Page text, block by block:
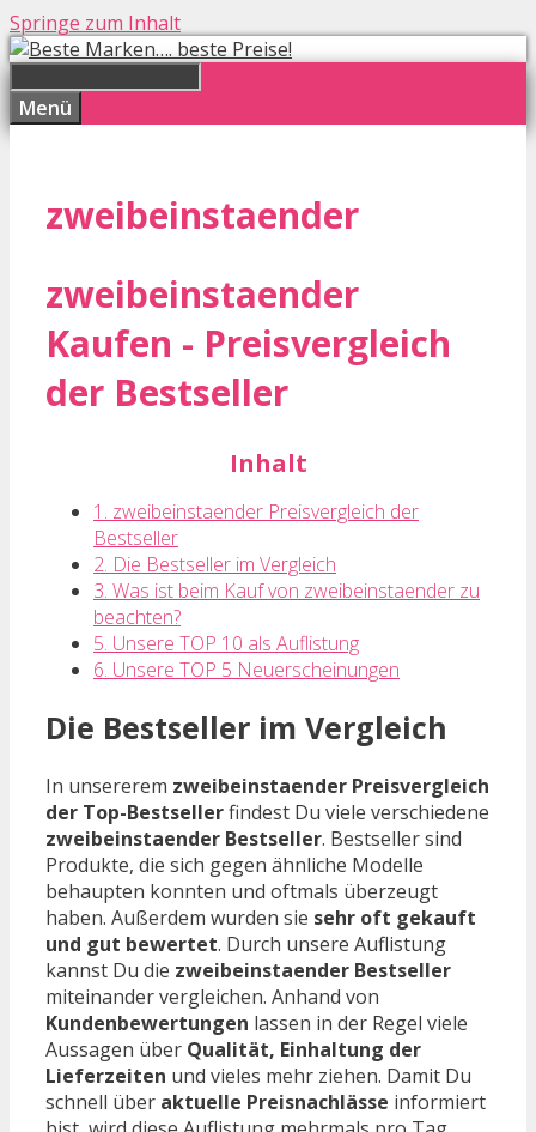
Springe zum Inhalt
Menü
zweibeinstaender
zweibeinstaender
Kaufen - Preisvergleich
der Bestseller
Inhalt
1. zweibeinstaender Preisvergleich der
Bestseller
2. Die Bestseller im Vergleich
3. Was ist beim Kauf von zweibeinstaender zu
beachten?
5. Unsere TOP 10 als Auflistung
6. Unsere TOP 5 Neuerscheinungen
Die Bestseller im Vergleich
In unsererem zweibeinstaender Preisvergleich
der Top-Bestsellerfindest Du viele verschiedene
zweibeinstaender Bestseller. Bestseller sind
Produkte, die sich gegen ähnliche Modelle
behaupten konnten und oftmals überzeugt
haben. Außerdem wurden sie sehr oft gekauft
und gut bewertet. Durch unsere Auflistung
kannst Du die zweibeinstaender Bestseller
miteinander vergleichen. Anhand von
Kundenbewertungen lassen in der Regel viele
Aussagen über Qualität, Einhaltung der
Lieferzeiten und vieles mehr ziehen. Damit Du
schnell über aktuelle Preisnachlässe informiert